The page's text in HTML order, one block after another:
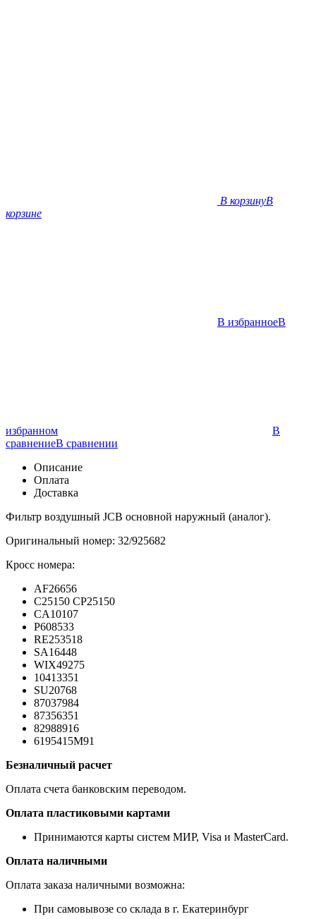
В корзинуВ
корзине
В избранноеВ
избранном
В
сравнениеВ сравнении
Описание
Оплата
Доставка
Фильтр воздушный JCB основной наружный (аналог).
Оригинальный номер: 32/925682
Кросс номера:
AF26656
C25150 CP25150
CA10107
P608533
RE253518
SA16448
WIX49275
10413351
SU20768
87037984
87356351
82988916
6195415M91
Безналичный расчет
Оплата счета банковским переводом.
Оплата пластиковыми картами
Принимаются карты систем МИР, Visa и MasterCard.
Оплата наличными
Оплата заказа наличными возможна:
При самовывозе со склада в г. Екатеринбург